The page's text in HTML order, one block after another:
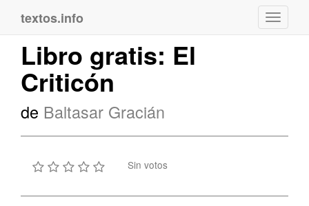
textos.info
Libro gratis: El
Criticón
de Baltasar Gracián
Sin votos